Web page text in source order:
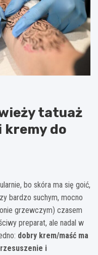
tatuaż
kremy do
bo skóra ma się goić,
bardzo suchym, mocno
grzewczym) czasem
preparat, ale nadal w
dobry krem/maść ma
i